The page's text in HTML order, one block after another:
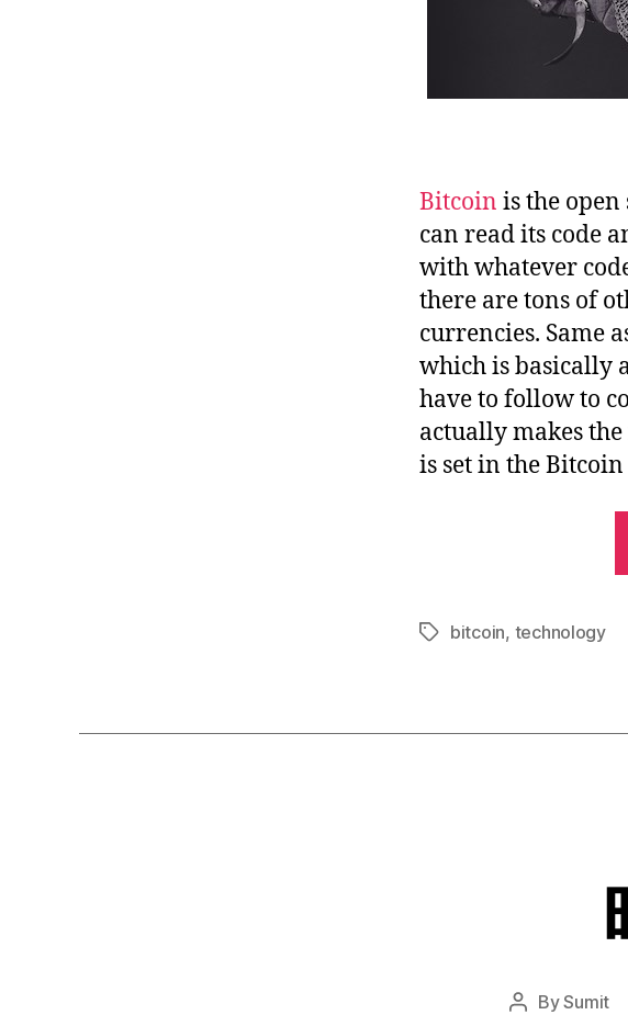
Bitcoin is the
can read its code
with whatever
there are tons of
currencies. Same
which is basically
have to follow to
actually makes
is set in the
Tagsbitcoin, technology
PostBySumit